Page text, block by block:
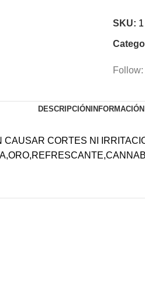
SKU: 1
Follow:
DESCRIPCIÓN
CAUSAR CORTES NI